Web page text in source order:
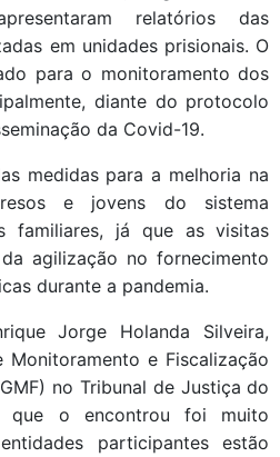
relatórios das
em unidades prisionais. O
para o monitoramento dos
diante do protocolo
da Covid-19.
medidas para a melhoria na
e jovens do sistema
familiares, já que as visitas
agilização no fornecimento
durante a pandemia.
Jorge Holanda Silveira,
e Fiscalização
no Tribunal de Justiça do
que o encontrou foi muito
participantes estão